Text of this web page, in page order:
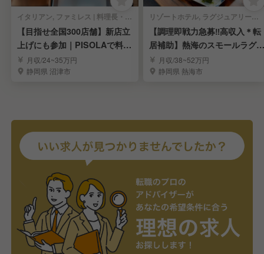
イタリアン, ファミレス | 料理長・料理長候補
【目指せ全国300店舗】新店立
上げにも参加｜PISOLAで料理
長候補募集！
月収/24~35万円
静岡県 沼津市
リゾートホテル, ラグジュアリーホテル | 調理部門 | 料理長・料理長候補
【調理即戦力急募‼️高収入＊転
居補助】熱海のスモールラグジ
ュアリーホテル
月収/38~52万円
静岡県 熱海市